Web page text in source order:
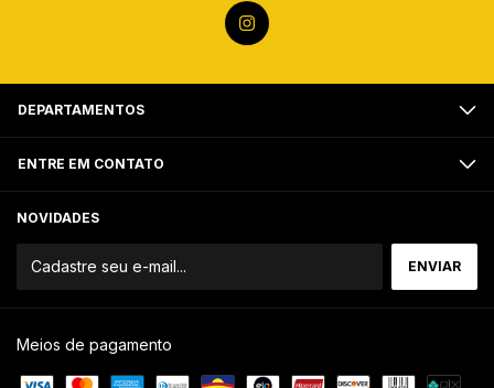
DEPARTAMENTOS
ENTRE EM CONTATO
NOVIDADES
Meios de pagamento